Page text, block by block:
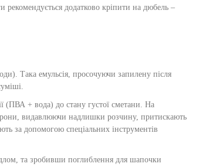
рекомендується додатково кріпити на дюбель –
Така емульсія, просочуючи запилену після
(ПВА + вода) до стану густої сметани. На
видавлюючи надлишки розчину, притискають
за допомогою спеціальних інструментів
та зробивши поглиблення для шапочки